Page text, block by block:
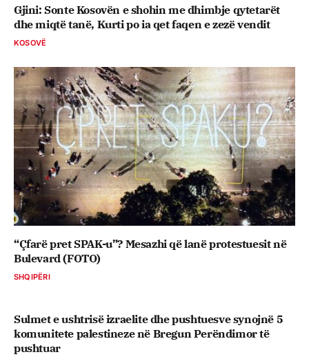
Gjini: Sonte Kosovën e shohin me dhimbje qytetarët
dhe miqtë tanë, Kurti po ia qet faqen e zezë vendit
KOSOVË
“Çfarë pret SPAK-u”? Mesazhi që lanë protestuesit në
Bulevard (FOTO)
SHQIPËRI
Sulmet e ushtrisë izraelite dhe pushtuesve synojnë 5
komunitete palestineze në Bregun Perëndimor të
pushtuar